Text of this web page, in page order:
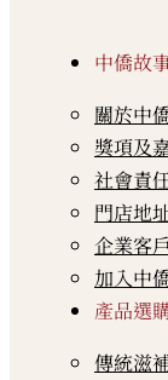
中僑故
關於中
獎項及
社會責
門店地
企業客戶
加入中
產品選
傳統滋